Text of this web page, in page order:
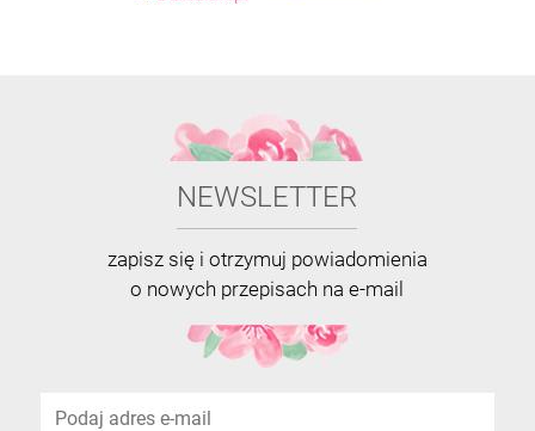
NEWSLETTER
zapisz się i otrzymuj powiadomienia
o nowych przepisach na e-mail